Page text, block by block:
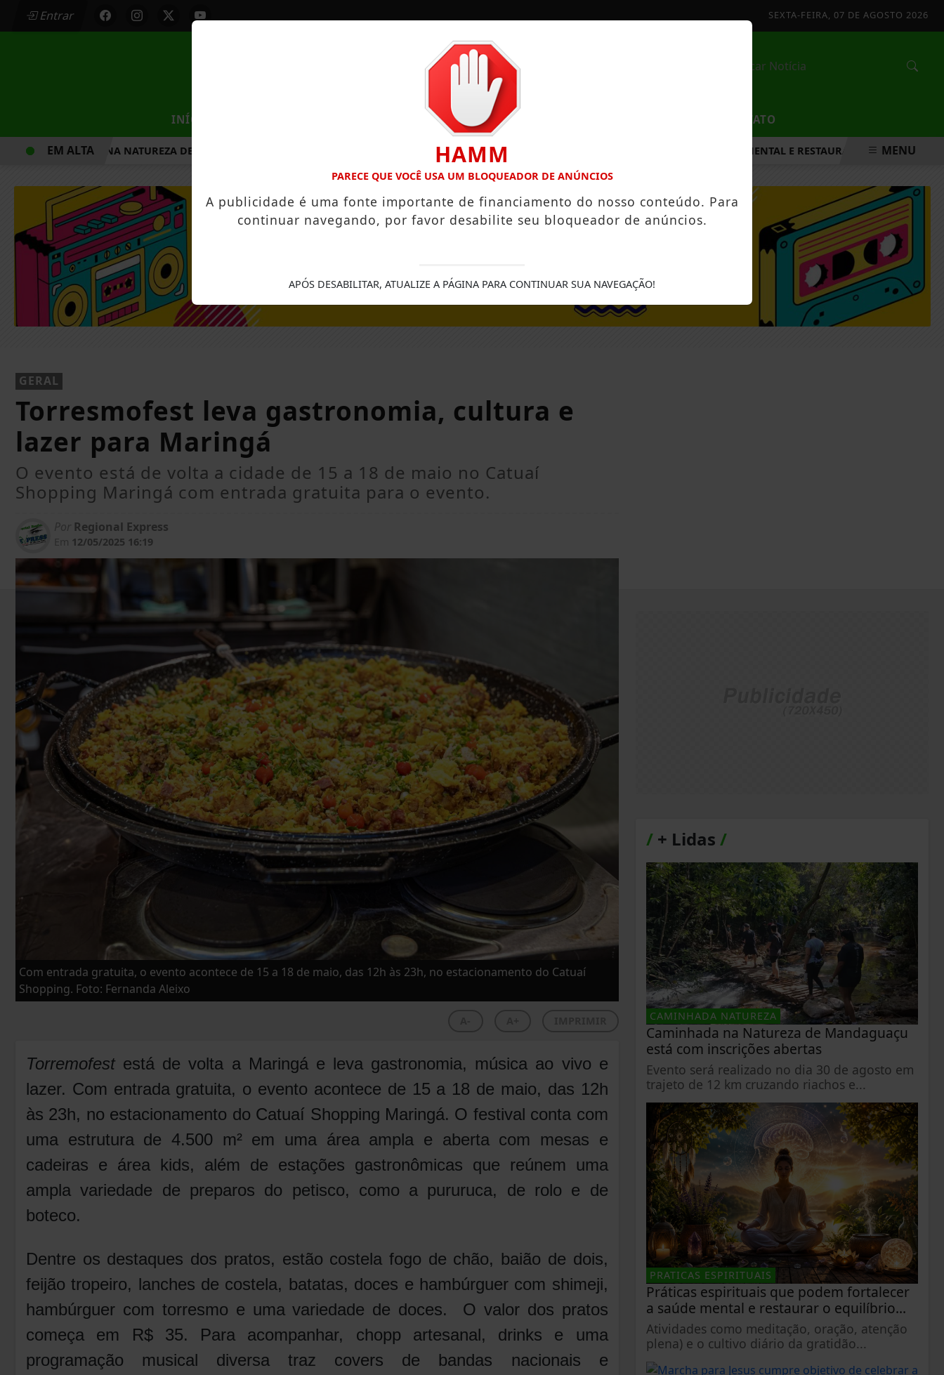
Entrar SEXTA-FEIRA, 07 DE AGOSTO 2026
INÍCIO ESPORTES COLUNAS CONTATO
CAMINHADA NA NATUREZA DE MANDAGUAÇU ESTÁ COM INSCRIÇÕES ABERTAS PRÁTICAS ESPIRITUAIS QUE PODEM FORTALECER A SAÚDE MENTAL E RESTAURAR O EQUILÍBRIO
EM ALTA MENU
FECHAR
GERAL
Torresmofest leva gastronomia, cultura e
lazer para Maringá
O evento está de volta a cidade de 15 a 18 de maio no Catuaí
Shopping Maringá com entrada gratuita para o evento.
Por Regional Express
Em 12/05/2025 16:19
Com entrada gratuita, o evento acontece de 15 a 18 de maio, das 12h às 23h, no estacionamento do Catuaí
Shopping. Foto: Fernanda Aleixo
Torremofest está de volta a Maringá e leva gastronomia, música ao vivo e
lazer. Com entrada gratuita, o evento acontece de 15 a 18 de maio, das 12h
às 23h, no estacionamento do Catuaí Shopping Maringá. O festival conta com
uma estrutura de 4.500 m² em uma área ampla e aberta com mesas e
cadeiras e área kids, além de estações gastronômicas que reúnem uma
ampla variedade de preparos do petisco, como a pururuca, de rolo e de
boteco.
Dentre os destaques dos pratos, estão costela fogo de chão, baião de dois,
feijão tropeiro, lanches de costela, batatas, doces e hambúrguer com shimeji,
hambúrguer com torresmo e uma variedade de doces. O valor dos pratos
começa em R$ 35. Para acompanhar, chopp artesanal, drinks e uma
programação musical diversa traz covers de bandas nacionais e
/+ Lidas /
CAMINHADA NATUREZA
Caminhada na Natureza de Mandaguaçu
está com inscrições abertas
Evento será realizado no dia 30 de agosto em
trajeto de 12 km cruzando riachos e...
PRATICAS ESPIRITUAIS
Práticas espirituais que podem fortalecer
a saúde mental e restaurar o equilíbrio...
Atividades como meditação, oração, atenção
plena) e o cultivo diário da gratidão...
HAMM
PARECE QUE VOCÊ USA UM BLOQUEADOR DE ANÚNCIOS
A publicidade é uma fonte importante de financiamento do nosso conteúdo. Para
continuar navegando, por favor desabilite seu bloqueador de anúncios.
APÓS DESABILITAR, ATUALIZE A PÁGINA PARA CONTINUAR SUA NAVEGAÇÃO!